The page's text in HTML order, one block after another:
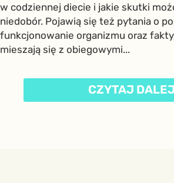
w codziennej diecie i jakie skutki
niedobór. Pojawią się też pytania o
funkcjonowanie organizmu oraz
mieszają się z obiegowymi...
CZYTAJ DALEJ